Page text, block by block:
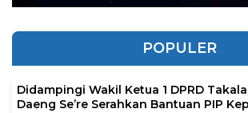
POPULER
Didampingi Wakil Ketua 1 DPRD
Daeng Se’re Serahkan Bantuan PIP